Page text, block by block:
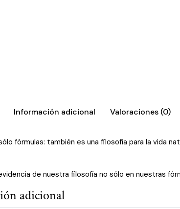
Información adicional Valoraciones (0)
fórmulas: también es una filosofía para la vida
de nuestra filosofía no sólo en nuestras
adicional